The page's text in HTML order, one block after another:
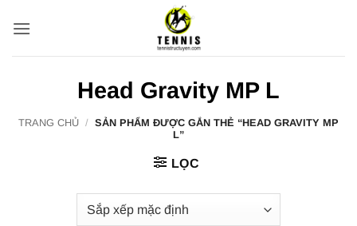
qua
Head Gravity MP L
TRANG CHỦ / SẢN PHẨM ĐƯỢC GẮN THẺ “HEAD GRAVITY MP
L”
LỌC